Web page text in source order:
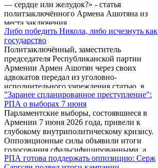
— сердце или желудок?» - статья
политзаключённого Армена Ашотяна из
места заключения.
Либо победить Никола, либо исчезнуть как
государство
Политзаключённый, заместитель
председателя Республиканской партии
Армении Армен Ашотян через своих
адвокатов передал из уголовно-
исполнительного учреждения статью, в
которой изложил свою оценку
парламентских выборов и политической
ситуации в стране.
"Заранее спланированное преступление":
РПА о выборах 7 июня
Парламентские выборы, состоявшиеся в
Армении 7 июня 2026 года, привели к
глубокому внутриполитическому кризису.
Оппозиционные силы объявили итоги
голосования сфальсифицированными, а
сформированное по их результатам
РПА готова поддержать оппозицию: Серж